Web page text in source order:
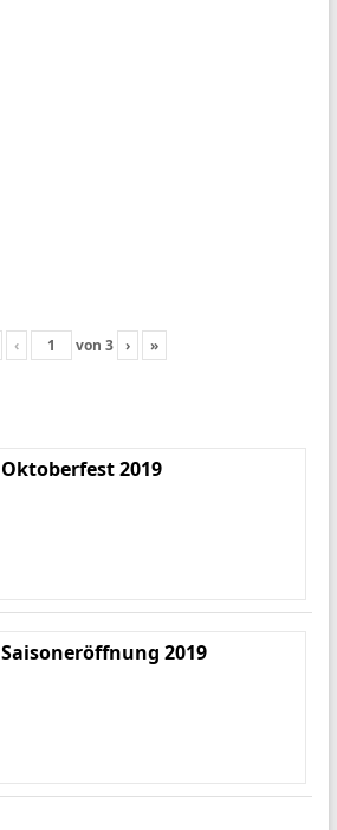
‹ von 3 › »
Oktoberfest 2019
Saisoneröffnung 2019